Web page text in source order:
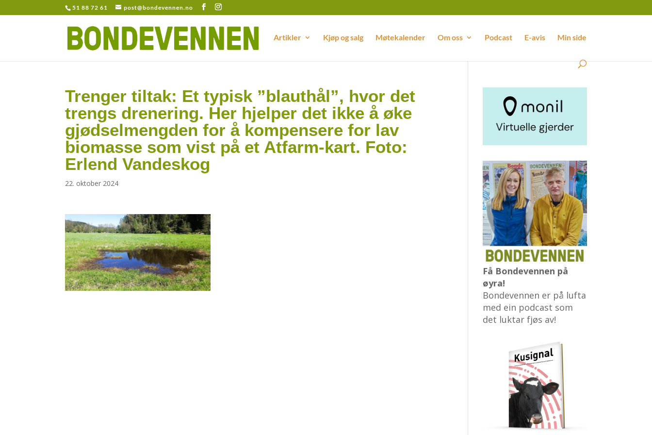
51 88 72 61 post@bondevennen.no
Artikler Kjøp og salg Møtekalender Om oss Podcast E-avis Min side
Trenger tiltak: Et typisk ”blauthål”, hvor det
trengs drenering. Her hjelper det ikke å øke
gjødselmengden for å kompensere for lav
biomasse som vist på et Atfarm-kart. Foto:
Erlend Vandeskog
22. oktober 2024
Få Bondevennen på
øyra!
Bondevennen er på lufta
med ein podcast som
det luktar fjøs av!